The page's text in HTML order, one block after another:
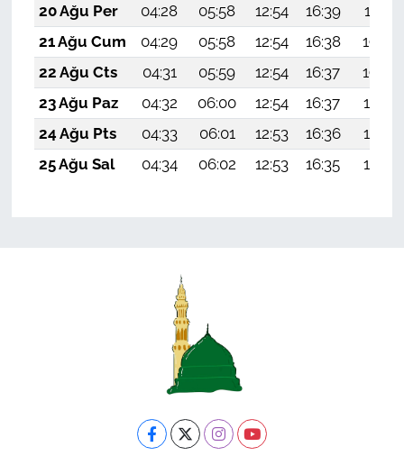
20 Ağu Per
04:28 05:58 12:54 16:39
19:41
21 Ağu Cum
04:29 05:58 12:54 16:38
19:40
22 Ağu Cts
04:31 05:59 12:54 16:37
19:38
23 Ağu Paz
04:32 06:00 12:54 16:37
19:37
24 Ağu Pts
04:33 06:01 12:53 16:36
19:35
25 Ağu Sal
04:34 06:02 12:53 16:35 19:34